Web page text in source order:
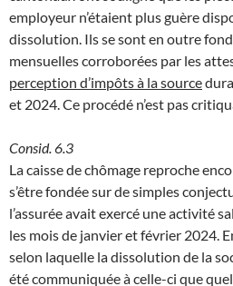
employeur n’étaient plus guère
dissolution. Ils se sont en outre
mensuelles corroborées par les
perception d’impôts à la source
et 2024. Ce procédé n’est pas
Consid. 6.3
La caisse de chômage reproche
s’être fondée sur de simples
l’assurée avait exercé une activité
les mois de janvier et février 2024.
selon laquelle la dissolution de la
été communiquée à celle-ci que